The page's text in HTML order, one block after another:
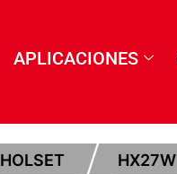
APLICACIONES
HOLSET HX27W